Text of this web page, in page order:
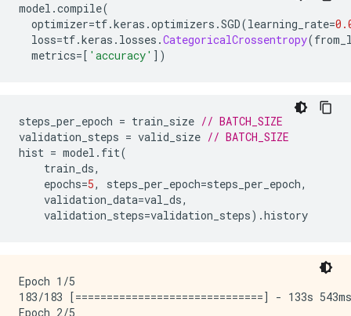
model .compile(
optimizer=tf.keras .optimizers .SGD(learning_rate=
loss=tf.keras . losses .CategoricalCrossentropy(
metrics=[ 'accuracy' ])
steps_per_epoch = train_size // BATCH_SIZE
validation_steps = valid_size // BATCH_SIZE
hist = model . fit(
train_ds,
epochs=5, steps_per_epoch=steps_per_epoch,
validation_data=val_ds,
validation_steps=validation_steps).history
Epoch 1/5
183/183 [==============================] -
Epoch 2/5